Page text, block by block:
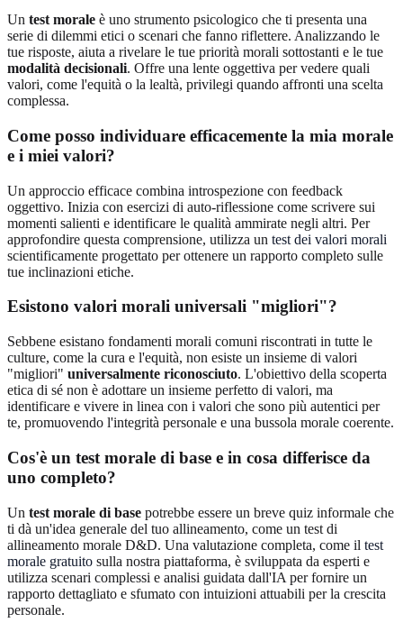
Un test morale è uno strumento psicologico che ti presenta una
serie di dilemmi etici o scenari che fanno riflettere. Analizzando le
tue risposte, aiuta a rivelare le tue priorità morali sottostanti e le tue
modalità decisionali. Offre una lente oggettiva per vedere quali
valori, come l'equità o la lealtà, privilegi quando affronti una scelta
complessa.
Come posso individuare efficacemente la mia morale
e i miei valori?
Un approccio efficace combina introspezione con feedback
oggettivo. Inizia con esercizi di auto-riflessione come scrivere sui
momenti salienti e identificare le qualità ammirate negli altri. Per
approfondire questa comprensione, utilizza un test dei valori morali
scientificamente progettato per ottenere un rapporto completo sulle
tue inclinazioni etiche.
Esistono valori morali universali "migliori"?
Sebbene esistano fondamenti morali comuni riscontrati in tutte le
culture, come la cura e l'equità, non esiste un insieme di valori
"migliori" universalmente riconosciuto. L'obiettivo della scoperta
etica di sé non è adottare un insieme perfetto di valori, ma
identificare e vivere in linea con i valori che sono più autentici per
te, promuovendo l'integrità personale e una bussola morale coerente.
Cos'è un test morale di base e in cosa differisce da
uno completo?
Un test morale di base potrebbe essere un breve quiz informale che
ti dà un'idea generale del tuo allineamento, come un test di
allineamento morale D&D. Una valutazione completa, come il test
morale gratuito sulla nostra piattaforma, è sviluppata da esperti e
utilizza scenari complessi e analisi guidata dall'IA per fornire un
rapporto dettagliato e sfumato con intuizioni attuabili per la crescita
personale.